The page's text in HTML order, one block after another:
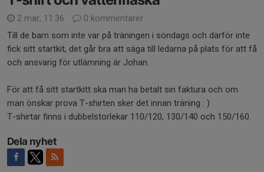
2 mar, 11:36
0 kommentarer
Till de barn som inte var på träningen i söndags och därför inte
fick sitt startkit, det går bra att säga till ledarna på plats för att få
och ansvarig för utlämning är Johan.
För att få sitt startkitt ska man ha betalt sin faktura och om
man önskar prova T-shirten sker det innan träning : )
T-shirtar finns i dubbelstorlekar 110/120, 130/140 och 150/160.
Dela nyhet